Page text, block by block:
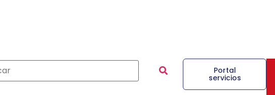
Portal
servicios